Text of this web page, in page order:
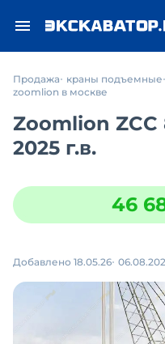
Продажа краны подъемные
zoomlion в москве
Zoomlion
2025 г.в.
46
Добавлено 18.05.26